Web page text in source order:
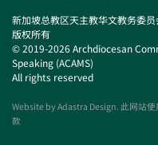
新加坡总教区天主教华文教务委员
版权所有
© 2019-2026 Archdiocesan
Speaking (ACAMS)
All rights reserved
Website byAdastra Design. 此网站
款